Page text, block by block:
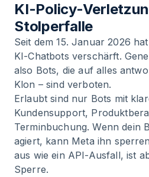
KI-Policy-
Stolperfalle
Seit dem 15. Januar 2026
KI-Chatbots verschärft.
also Bots, die auf alles
Klon – sind verboten.
Erlaubt sind nur Bots mit
Kundensupport,
Terminbuchung. Wenn dein
agiert, kann Meta ihn
aus wie ein API-Ausfall, ist
Sperre.